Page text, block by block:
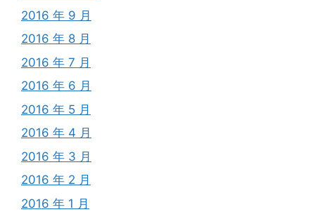
2016 年 9 月
2016 年 8 月
2016 年 7 月
2016 年 6 月
2016 年 5 月
2016 年 4 月
2016 年 3 月
2016 年 2 月
2016 年 1 月